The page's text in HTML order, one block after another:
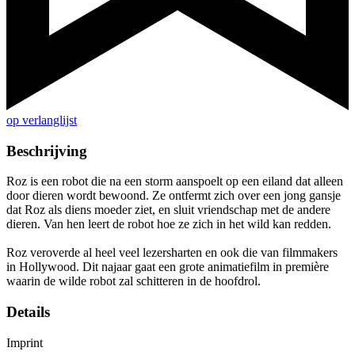
op verlanglijst
Beschrijving
Roz is een robot die na een storm aanspoelt op een eiland dat alleen
door dieren wordt bewoond. Ze ontfermt zich over een jong gansje
dat Roz als diens moeder ziet, en sluit vriendschap met de andere
dieren. Van hen leert de robot hoe ze zich in het wild kan redden.
Roz veroverde al heel veel lezersharten en ook die van filmmakers
in Hollywood. Dit najaar gaat een grote animatiefilm in première
waarin de wilde robot zal schitteren in de hoofdrol.
Details
Imprint